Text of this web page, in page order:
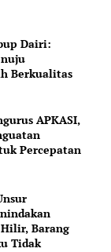
Dairi:
Berkualitas
APKASI,
Percepatan
Hilir, Barang
Tidak